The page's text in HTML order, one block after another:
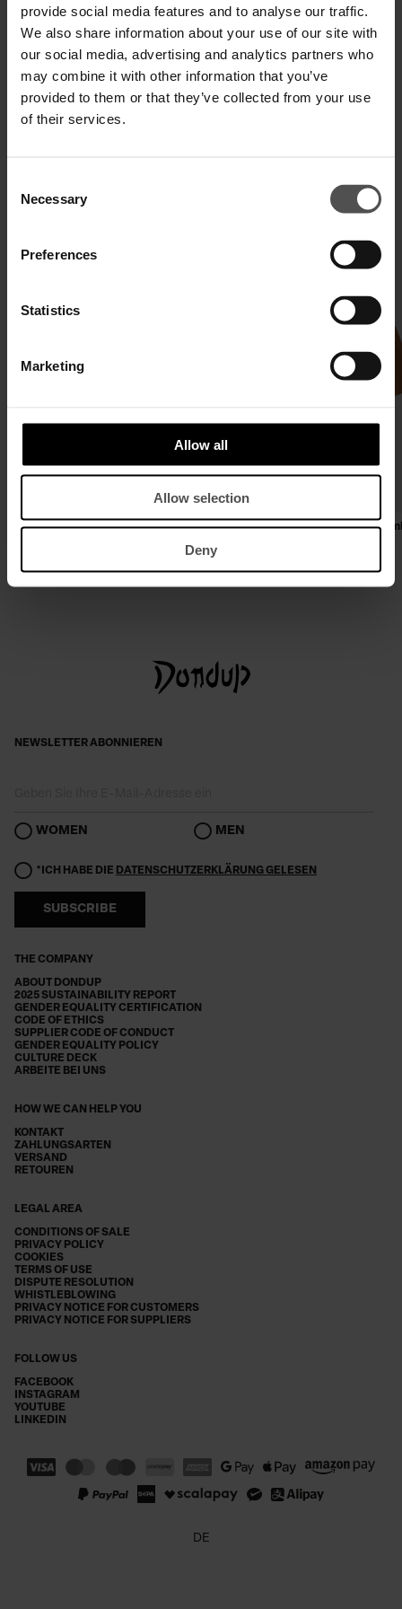
provide social media features and to analyse our traffic.
We also share information about your use of our site with
our social media, advertising and analytics partners who
may combine it with other information that you’ve
provided to them or that they’ve collected from your use
of their services.
Selection
Necessary
Preferences
Statistics
Marketing
Allow all
Allow selection
Deny
DIGITALER PRODUKTPASS
Skinny-Fit Bootcut-Hose Lexi mit
Oversize-T-Shirt aus Jersone
THE COMPANY
ABOUT DONDUP
2025 SUSTAINABILITY REPORT
GENDER EQUALITY CERTIFICATION
CODE OF ETHICS
SUPPLIER CODE OF CONDUCT
GENDER EQUALITY POLICY
CULTURE DECK
ARBEITE BEI UNS
HOW WE CAN HELP YOU
KONTAKT
ZAHLUNGSARTEN
VERSAND
RETOUREN
LEGAL AREA
CONDITIONS OF SALE
PRIVACY POLICY
COOKIES
TERMS OF USE
DISPUTE RESOLUTION
WHISTLEBLOWING
PRIVACY NOTICE FOR CUSTOMERS
PRIVACY NOTICE FOR SUPPLIERS
FOLLOW US
FACEBOOK
INSTAGRAM
YOUTUBE
LINKEDIN
NEWSLETTER ABONNIEREN
WOMEN MEN
*ICH HABE DIE DATENSCHUTZERKLÄRUNG GELESEN
SUBSCRIBE
DE